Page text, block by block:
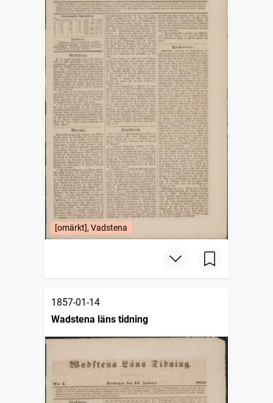
[omärkt], Vadstena
1857-01-14
Wadstena läns tidning